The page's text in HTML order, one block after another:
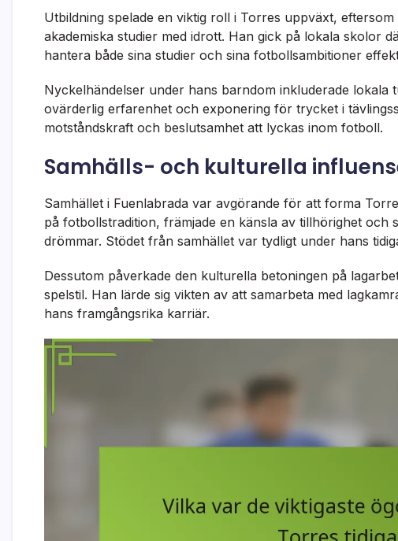
Utbildning spelade en viktig roll i Torres uppväxt,
akademiska studier med idrott. Han gick på lokala skolor
hantera både sina studier och sina fotbollsambitioner
Nyckelhändelser under hans barndom inkluderade
ovärderlig erfarenhet och exponering för trycket i
motståndskraft och beslutsamhet att lyckas inom fotboll.
Samhälls- och kulturella
Samhället i Fuenlabrada var avgörande för att forma
på fotbollstradition, främjade en känsla av tillhörighet och
drömmar. Stödet från samhället var tydligt under hans
Dessutom påverkade den kulturella betoningen på
spelstil. Han lärde sig vikten av att samarbeta med
hans framgångsrika karriär.